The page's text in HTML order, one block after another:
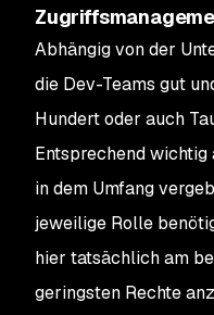
Abhängig von der
die Dev-Teams gut
Hundert oder auch
Entsprechend wichtig
in dem Umfang
jeweilige Rolle
hier tatsächlich am
geringsten Rechte